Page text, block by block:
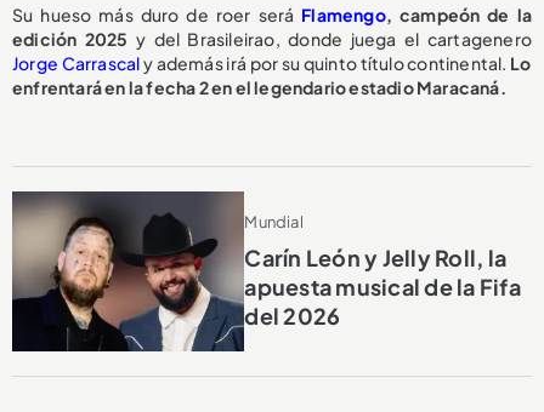
Su hueso más duro de roer será Flamengo, campeón de la
edición 2025 y del Brasileirao, donde juega el cartagenero
Jorge Carrascaly además irá por su quinto título continental. Lo
enfrentará en la fecha 2 en el legendario estadio Maracaná.
Mundial
Carín León y Jelly Roll, la
apuesta musical de la Fifa
del 2026